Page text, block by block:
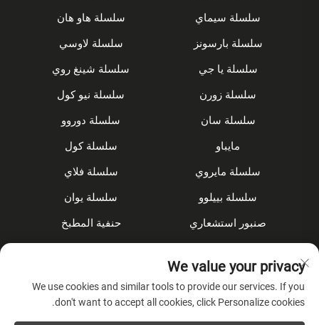
سلسلة سيماي
سلسلة هاو هان
سلسلة بارسونز
سلسلة لاوسي
سلسلة يا جي
سلسلة شينغ روي
سلسلة زورن
سلسلة نيو كول
سلسلة سان
سلسلة دوروو
مايباو
سلسلة كول
سلسلة مايروي
سلسلة فلاي
سلسلة بييلوو
سلسلة يوان
صنبور استشعاري
حنفية المطبخ
الملحقات
عن الشركة
We value your privacy
We use cookies and similar tools to provide our services. If you
don't want to accept all cookies, click Personalize cookies.